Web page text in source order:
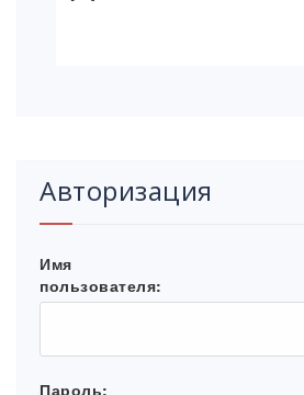
Авторизация
Имя
пользователя:
Пароль: